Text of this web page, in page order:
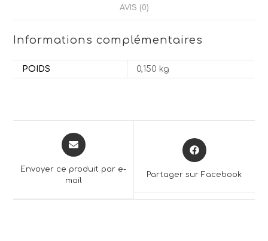
AVIS (0)
Informations complémentaires
POIDS 0,150 kg
Opens
in
new
Envoyer ce produit par e-
mail
Opens
in
Partager sur Facebook